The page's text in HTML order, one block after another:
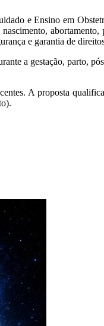
e Ensino em
abortamento,
e garantia de
a gestação, parto,
A proposta